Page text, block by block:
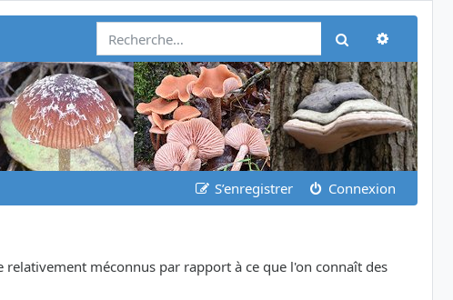
Rechercher
S’enregistrer Connexion
méconnus par rapport à ce que l'on connaît des